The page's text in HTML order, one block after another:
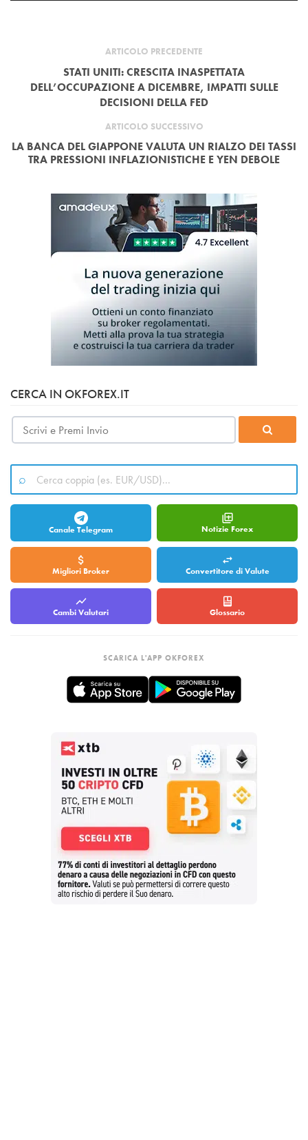
ARTICOLO PRECEDENTE
STATI UNITI: CRESCITA INASPETTATA
DELL’OCCUPAZIONE A DICEMBRE, IMPATTI SULLE
DECISIONI DELLA FED
ARTICOLO SUCCESSIVO
LA BANCA DEL GIAPPONE VALUTA UN RIALZO DEI TASSI
TRA PRESSIONI INFLAZIONISTICHE E YEN DEBOLE
CERCA IN OKFOREX.IT
Canale Telegram Notizie Forex
Migliori Broker Convertitore di Valute
Cambi Valutari Glossario
SCARICA L'APP OKFOREX